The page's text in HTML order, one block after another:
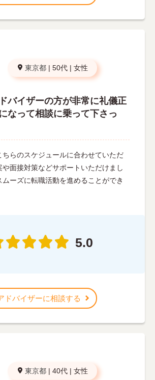
東京都 | 50代 | 女性
バイザーの方が非常に礼儀正
なって相談に乗って下さっ
ちらのスケジュールに合わせていただ
や面接対策などサポートいただけまし
ムーズに転職活動を進めることができ
5.0
ドバイザーに相談する
東京都 | 40代 | 女性